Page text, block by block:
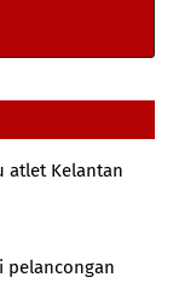
atlet Kelantan
pelancongan